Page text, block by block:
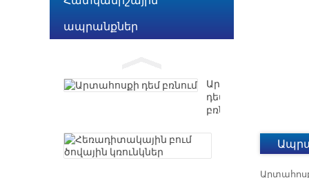
ապրանքներ
բռնակ
դեմ
Արտահոսքի
դեմ
բռնում
Հեռադիտակային